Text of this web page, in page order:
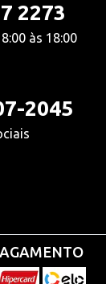
2273
às 18:00
2045